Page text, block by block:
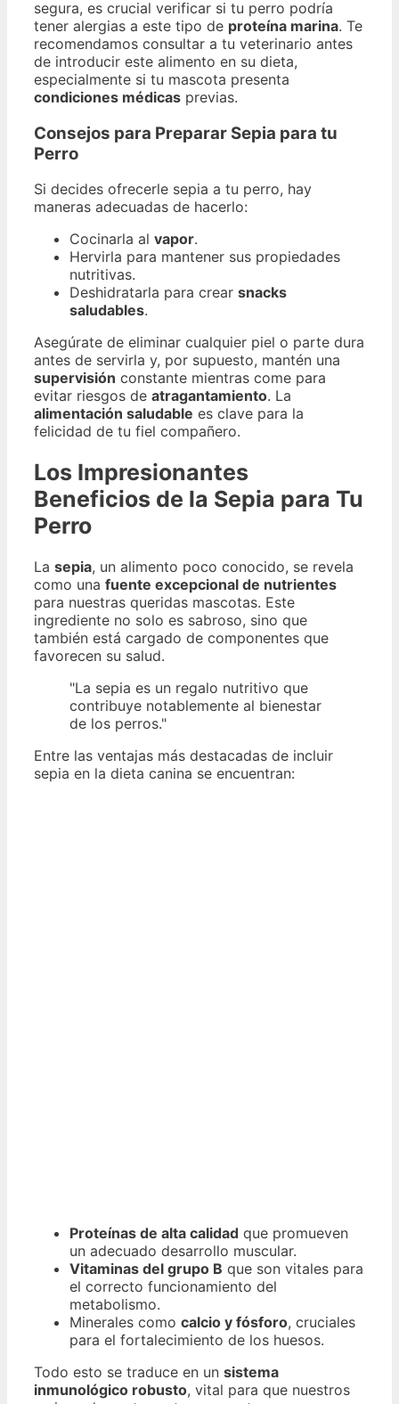
segura, es crucial verificar si tu perro podría
tener alergias a este tipo de proteína marina. Te
recomendamos consultar a tu veterinario antes
de introducir este alimento en su dieta,
especialmente si tu mascota presenta
condiciones médicas previas.
Consejos para Preparar Sepia para tu
Perro
Si decides ofrecerle sepia a tu perro, hay
maneras adecuadas de hacerlo:
Cocinarla al vapor.
Hervirla para mantener sus propiedades
nutritivas.
Deshidratarla para crear snacks
saludables.
Asegúrate de eliminar cualquier piel o parte dura
antes de servirla y, por supuesto, mantén una
supervisión constante mientras come para
evitar riesgos de atragantamiento. La
alimentación saludable es clave para la
felicidad de tu fiel compañero.
Los Impresionantes
Beneficios de la Sepia para Tu
Perro
La sepia, un alimento poco conocido, se revela
como una fuente excepcional de nutrientes
para nuestras queridas mascotas. Este
ingrediente no solo es sabroso, sino que
también está cargado de componentes que
favorecen su salud.
"La sepia es un regalo nutritivo que
contribuye notablemente al bienestar
de los perros."
Entre las ventajas más destacadas de incluir
sepia en la dieta canina se encuentran:
Proteínas de alta calidad que promueven
un adecuado desarrollo muscular.
Vitaminas del grupo B que son vitales para
el correcto funcionamiento del
metabolismo.
Minerales como calcio y fósforo, cruciales
para el fortalecimiento de los huesos.
Todo esto se traduce en un sistema
inmunológico robusto, vital para que nuestros